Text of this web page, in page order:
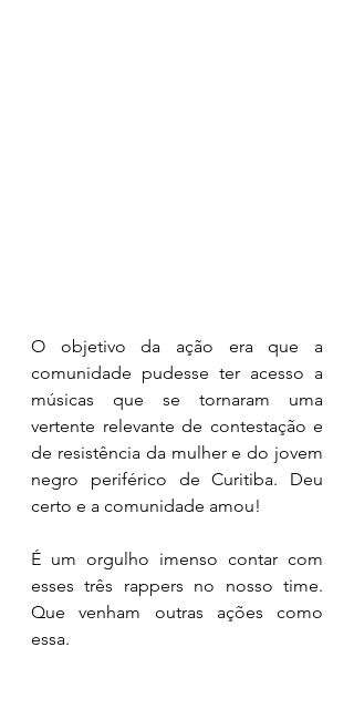
O objetivo da ação era que a
comunidade pudesse ter acesso a
músicas que se tornaram uma
vertente relevante de contestação e
de resistência da mulher e do jovem
negro periférico de Curitiba. Deu
certo e a comunidade amou!
É um orgulho imenso contar com
esses três rappers no nosso time.
Que venham outras ações como
essa.